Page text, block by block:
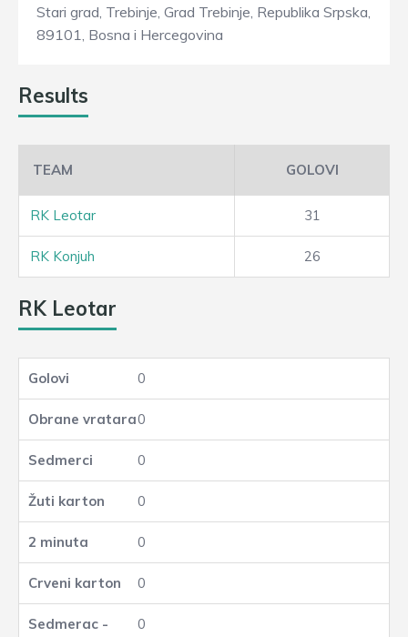
Stari grad, Trebinje, Grad Trebinje, Republika Srpska,
89101, Bosna i Hercegovina
Results
TEAM GOLOVI
RK Leotar 31
RK Konjuh 26
RK Leotar
0
0
0
0
0
0
0